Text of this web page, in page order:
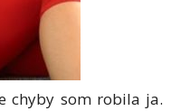
chyby som robila ja.